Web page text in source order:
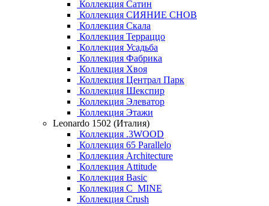
Коллекция Сатин
Коллекция СИЯНИЕ СНОВ
Коллекция Скала
Коллекция Терраццо
Коллекция Усадьба
Коллекция Фабрика
Коллекция Хвоя
Коллекция Централ Парк
Коллекция Шекспир
Коллекция Элеватор
Коллекция Этажи
Leonardo 1502 (Италия)
Коллекция .3WOOD
Коллекция 65 Parallelo
Коллекция Architecture
Коллекция Attitude
Коллекция Basic
Коллекция C_MINE
Коллекция Crush